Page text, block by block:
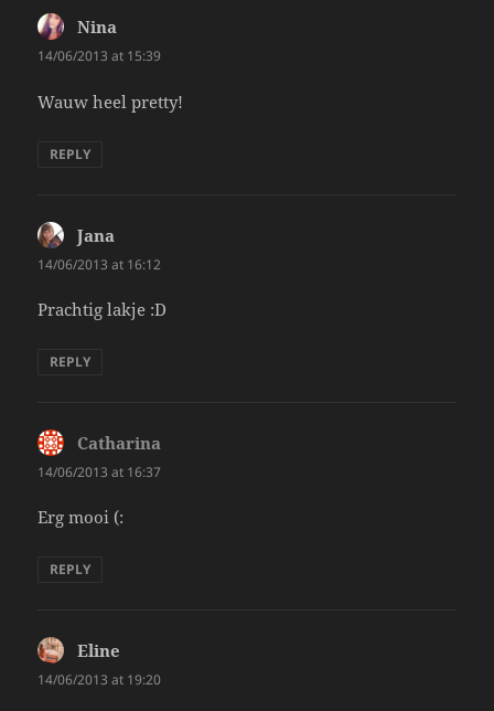
Nina
14/06/2013 at 15:39
Wauw heel pretty!
REPLY
Jana
14/06/2013 at 16:12
Prachtig lakje :D
REPLY
Catharina
14/06/2013 at 16:37
Erg mooi (:
REPLY
Eline
14/06/2013 at 19:20